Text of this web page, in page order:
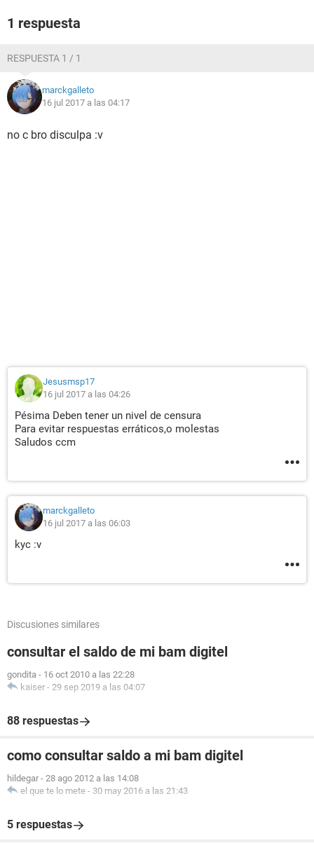
1 respuesta
RESPUESTA 1 / 1
marckgalleto
16 jul 2017 a las 04:17
no c bro disculpa :v
Jesusmsp17
16 jul 2017 a las 04:26
Pésima Deben tener un nivel de censura
Para evitar respuestas erráticos,o molestas
Saludos ccm
marckgalleto
16 jul 2017 a las 06:03
kyc :v
Discusiones similares
consultar el saldo de mi bam digitel
gondita - 16 oct 2010 a las 22:28
kaiser - 29 sep 2019 a las 04:07
88 respuestas
como consultar saldo a mi bam digitel
hildegar - 28 ago 2012 a las 14:08
el que te lo mete - 30 may 2016 a las 21:43
5 respuestas